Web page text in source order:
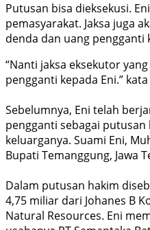
Putusan bisa dieksekusi.
pemasyarakat. Jaksa juga
denda dan uang pengganti
“Nanti jaksa eksekutor
pengganti kepada Eni.”
Sebelumnya, Eni telah
pengganti sebagai
keluarganya. Suami Eni,
Bupati Temanggung, Jawa
Dalam putusan hakim
4,75 miliar dari Johanes B
Natural Resources. Eni